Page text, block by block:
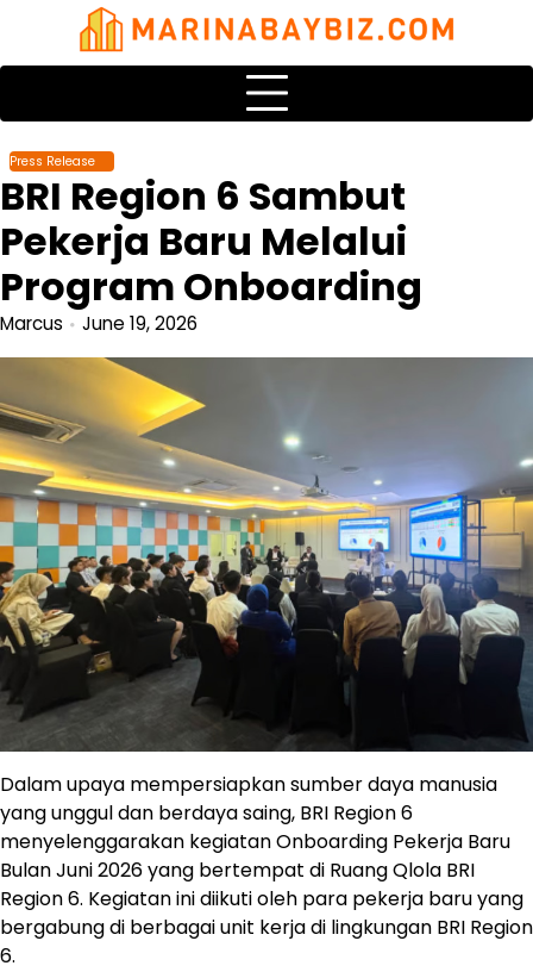
content
Press Release
BRI Region 6 Sambut
Pekerja Baru Melalui
Program Onboarding
Marcus June 19, 2026
Dalam upaya mempersiapkan sumber daya manusia
yang unggul dan berdaya saing, BRI Region 6
menyelenggarakan kegiatan Onboarding Pekerja Baru
Bulan Juni 2026 yang bertempat di Ruang Qlola BRI
Region 6. Kegiatan ini diikuti oleh para pekerja baru yang
bergabung di berbagai unit kerja di lingkungan BRI Region
6.